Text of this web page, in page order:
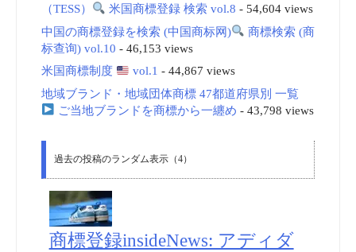
（TESS）
米国商標登録 検索 vol.8 - 54,604 views
中国の商標登録を検索 (中国商标网)
商標検索 (商
标查询) vol.10 - 46,153 views
米国商標制度
vol.1 - 44,867 views
地域ブランド・地域団体商標 47都道府県別 一覧
ご当地ブランドを商標から一纏め - 43,798 views
過去の投稿のランダム表示（4）
商標登録insideNews: アディダ